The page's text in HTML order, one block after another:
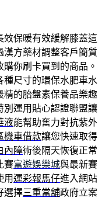
效保暖有效緩解膝蓋這
漢方藥材調整客戶簡質
購你刷卡買到的商品。
種尺寸的環保水肥車水
精的胎盤素保養品樂趣
別運用貼心認證聯盟讓
液能幫助奮力對抗紫外
機車借款讓您快速取得
內障術後隔天恢復正常
賽富遊娛樂城與最新賽
用運彩報馬仔進入網站
選擇三重當舖政府立案